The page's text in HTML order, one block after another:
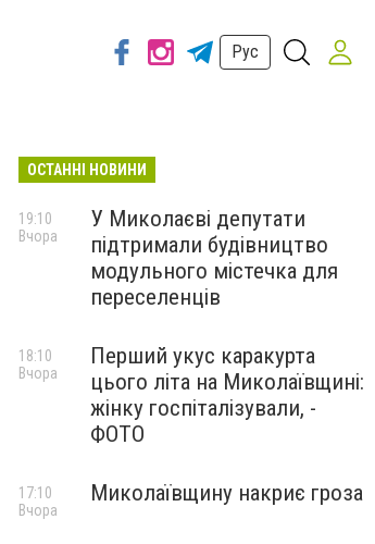
Рус
ОСТАННІ НОВИНИ
У Миколаєві депутати
підтримали будівництво
модульного містечка для
переселенців
19:10
Вчора
Перший укус каракурта
цього літа на Миколаївщині:
жінку госпіталізували, -
ФОТО
18:10
Вчора
Миколаївщину накриє гроза
17:10
Вчора